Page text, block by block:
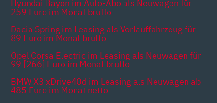
Hyundai Bayon im Auto-Abo als Neuwagen für
259 Euro im Monat brutto
Dacia Spring im Leasing als Vorlauffahrzeug für
89 Euro im Monat brutto
Opel Corsa Electric im Leasing als Neuwagen für
99 [266] Euro im Monat brutto
BMW X3 xDrive40d im Leasing als Neuwagen ab
485 Euro im Monat netto